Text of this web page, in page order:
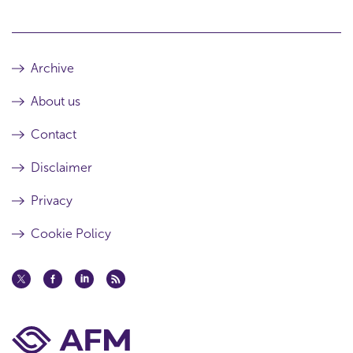
Archive
About us
Contact
Disclaimer
Privacy
Cookie Policy